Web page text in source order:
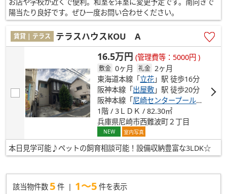
お店や学校が近くで便利。和室を洋室に変更予定です。南向きで
陽当たり良好です。ぜひ一度お問い合わせください。
賃貸 | テラス テラスハウスKOU A
16.5万円 (管理費等：5000円 )
敷金 0ヶ月 礼金 2ヶ月
東海道本線「 立花 」駅 徒歩16分
阪神本線「 出屋敷 」駅 徒歩20分
阪神本線「 尼崎センタープール前
1階 / 3ＬＤＫ / 82.30㎡
兵庫県尼崎市西難波町２丁目
NEW 室内写真
本日見学可能♪ペットの飼育相談可能！設備収納豊富な3LDK☆
該当物件数 5 件 1～5 件を表示